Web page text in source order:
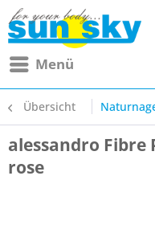
Menü
Übersicht
alessandro Fibre
rose